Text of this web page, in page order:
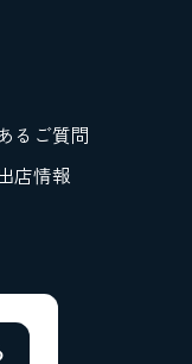
るご質問
店情報